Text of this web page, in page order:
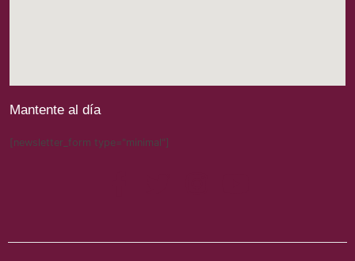
Mantente al día
[newsletter_form type="minimal"]